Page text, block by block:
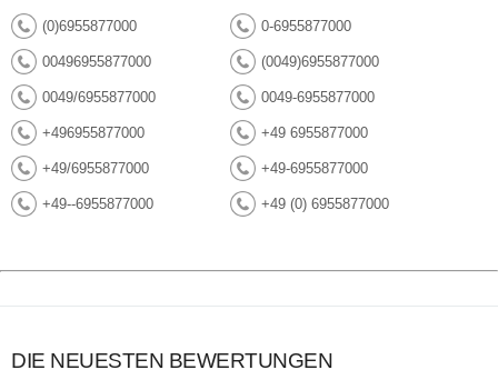
(0)6955877000 0-6955877000
00496955877000 (0049)6955877000
0049/6955877000 0049-6955877000
+496955877000 +49 6955877000
+49/6955877000 +49-6955877000
+49--6955877000 +49 (0) 6955877000
DIE NEUESTEN BEWERTUNGEN